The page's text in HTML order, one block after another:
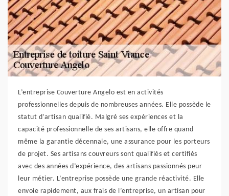
L’entreprise Couverture Angelo est en activités
professionnelles depuis de nombreuses années. Elle possède le
statut d’artisan qualifié. Malgré ses expériences et la
capacité professionnelle de ses artisans, elle offre quand
même la garantie décennale, une assurance pour les porteurs
de projet. Ses artisans couvreurs sont qualifiés et certifiés
avec des années d’expérience, des artisans passionnés peur
leur métier. L’entreprise possède une grande réactivité. Elle
envoie rapidement, aux frais de l’entreprise, un artisan pour